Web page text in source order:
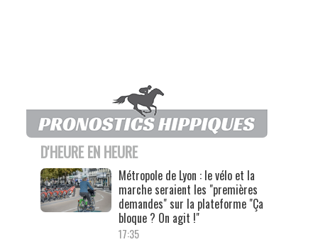
D'HEURE EN HEURE
Métropole de Lyon : le vélo et la
marche seraient les "premières
demandes" sur la plateforme "Ça
bloque ? On agit !"
17:35